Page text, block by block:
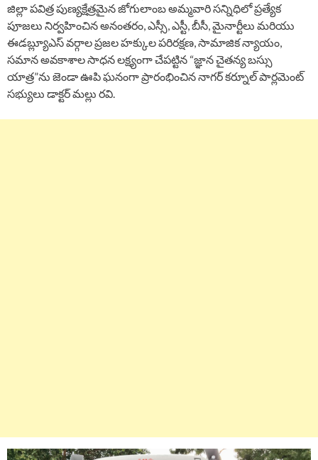
జిల్లా పవిత్ర పుణ్యక్షేత్రమైన జోగులాంబ అమ్మవారి సన్నిధిలో ప్రత్యేక
పూజలు నిర్వహించిన అనంతరం, ఎస్సీ, ఎస్టీ, బీసీ, మైనార్టీలు మరియు
ఈడబ్ల్యూఎస్ వర్గాల ప్రజల హక్కుల పరిరక్షణ, సామాజిక న్యాయం,
సమాన అవకాశాల సాధన లక్ష్యంగా చేపట్టిన “జ్ఞాన చైతన్య బస్సు
యాత్ర”ను జెండా ఊపి ఘనంగా ప్రారంభించిన నాగర్ కర్నూల్ పార్లమెంట్
సభ్యులు డాక్టర్ మల్లు రవి.